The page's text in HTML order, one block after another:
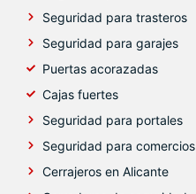
Seguridad para trasteros
Seguridad para garajes
Puertas acorazadas
Cajas fuertes
Seguridad para portales
Seguridad para comercios
Cerrajeros en Alicante